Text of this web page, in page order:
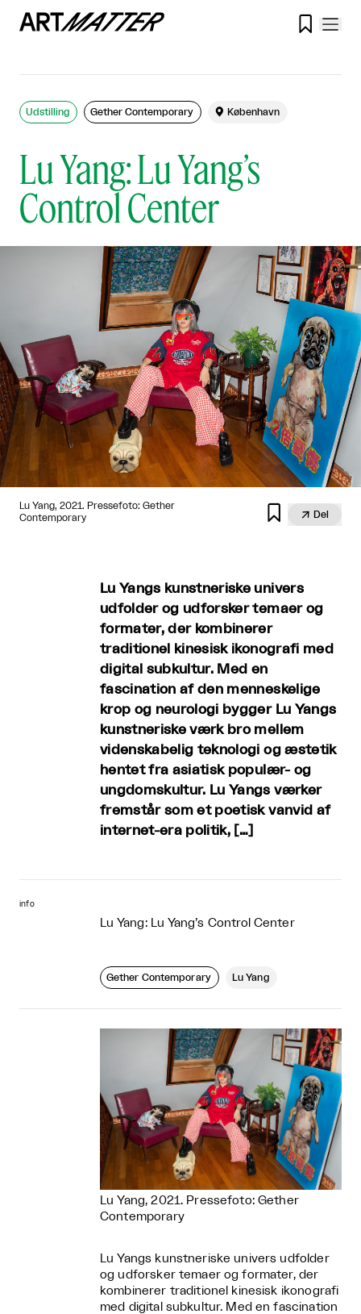

Lu Yang: Lu Yang’s
Control Center
Udstilling Gether Contemporary  København
Lu Yang, 2021. Pressefoto: Gether
Contemporary
  Del
Lu Yangs kunstneriske univers
udfolder og udforsker temaer og
formater, der kombinerer
traditionel kinesisk ikonografi med
digital subkultur. Med en
fascination af den menneskelige
krop og neurologi bygger Lu Yangs
kunstneriske værk bro mellem
videnskabelig teknologi og æstetik
hentet fra asiatisk populær- og
ungdomskultur. Lu Yangs værker
fremstår som et poetisk vanvid af
internet-era politik, […]
info
Lu Yang: Lu Yang’s Control Center
Gether Contemporary Lu Yang
Lu Yang, 2021. Pressefoto: Gether
Contemporary
Lu Yangs kunstneriske univers udfolder
og udforsker temaer og formater, der
kombinerer traditionel kinesisk ikonografi
med digital subkultur. Med en fascination